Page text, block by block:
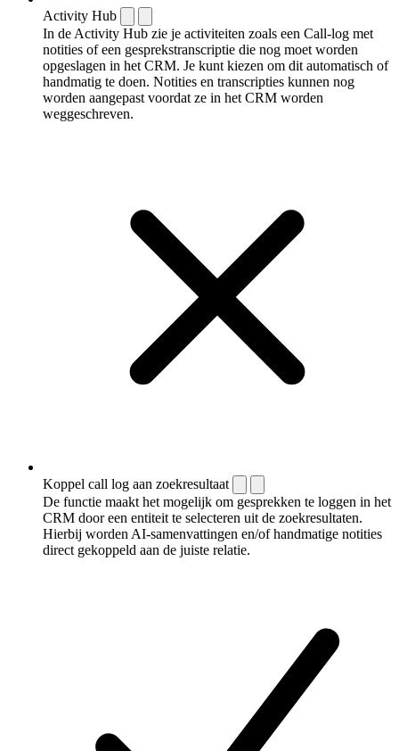
Activity Hub
In de Activity Hub zie je activiteiten zoals een Call-log met
notities of een gespreks­transcriptie die nog moet worden
opgeslagen in het CRM. Je kunt kiezen om dit automatisch of
handmatig te doen. Notities en transcripties kunnen nog
worden aangepast voordat ze in het CRM worden
weggeschreven.
Koppel call log aan zoekresultaat
De functie maakt het mogelijk om gesprekken te loggen in het
CRM door een entiteit te selecteren uit de zoekresultaten.
Hierbij worden AI-samenvattingen en/of handmatige notities
direct gekoppeld aan de juiste relatie.